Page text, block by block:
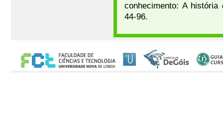
conhecimento: A
44-96.